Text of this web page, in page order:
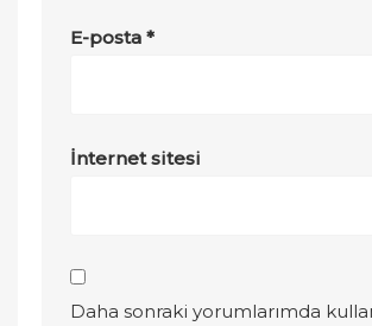
E-posta*
İnternet sitesi
Daha sonraki yorumlarımda